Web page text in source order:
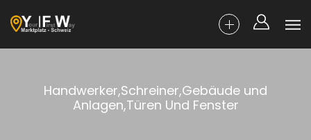
Handwerker,Schreiner,Gebäude und
Anlagen,Türen Und Fenster